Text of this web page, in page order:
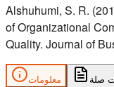
Alshuhumi, S. R.
of Organizational
Quality. Journal of
معلومات صلة